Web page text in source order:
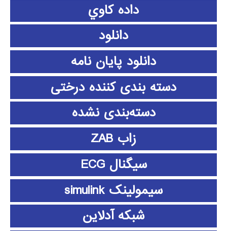
داده كاوي
دانلود
دانلود پايان نامه
دسته بندی کننده درختی
دسته‌بندی نشده
زاب ZAB
سیگنال ECG
سیمولینک simulink
شبکه آدلاین